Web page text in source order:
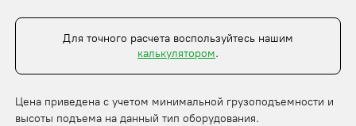
Для точного расчета воспользуйтесь нашим
калькулятором.
Цена приведена с учетом минимальной грузоподъемности и
высоты подъема на данный тип оборудования.